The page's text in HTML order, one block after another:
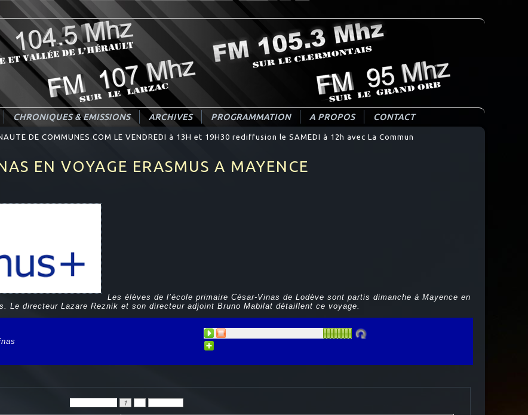
CHRONIQUES & EMISSIONS ARCHIVES PROGRAMMATION A PROPOS CONTACT
DE COMMUNES.COM LE VENDREDI à 13H et 19H30 rediffusion le SAMEDI à 12h avec La Commun
EN VOYAGE ERASMUS A MAYENCE
Les élèves de l’école primaire César-Vinas de Lodève sont partis dimanche à Mayence en
Le directeur Lazare Reznik et son directeur adjoint Bruno Mabilat détaillent ce voyage.
1